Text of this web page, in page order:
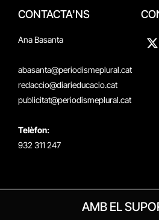
CONTACTA'NS
Ana Basanta
abasanta@periodismeplural.cat
redaccio@diarieducacio.cat
publicitat@periodismeplural.cat
Telèfon:
932 311 247
X
AMB EL